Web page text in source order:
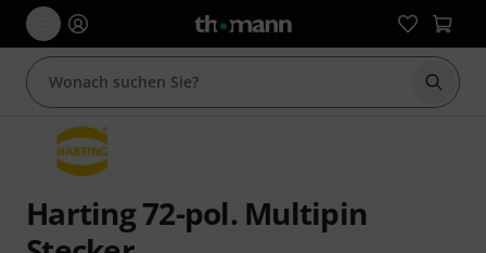
Suche
Harting 72-pol. Multipin